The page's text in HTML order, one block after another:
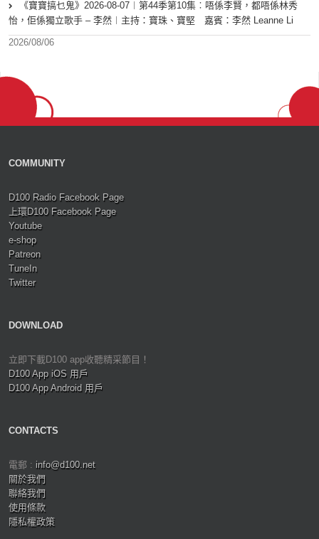
《寶寶搞乜鬼》2026-08-07︱第44季第10集︰唔係李賢，都唔係林秀
怡，佢係獨立歌手 – 李然︱主持：寶珠、寶堅 嘉賓：李然 Leanne Li
2026/08/06
COMMUNITY
D100 Radio Facebook Page
上環D100 Facebook Page
Youtube
e-shop
Patreon
TuneIn
Twitter
DOWNLOAD
立即下載D100 app收聽精采節目！
D100 App iOS 用戶
D100 App Android 用戶
CONTACTS
電郵 : info@d100.net
關於我們
聯絡我們
使用條款
隱私權政策